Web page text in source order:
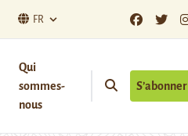
FR
Qui
sommes-
nous
S’abonner